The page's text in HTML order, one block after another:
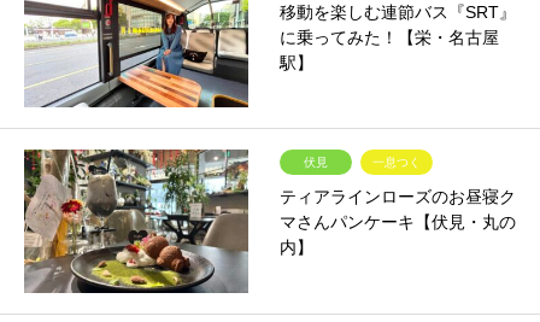
移動を楽しむ連節バス『SRT』
に乗ってみた！【栄・名古屋
駅】
伏見 一息つく
ティアラインローズのお昼寝ク
マさんパンケーキ【伏見・丸の
内】